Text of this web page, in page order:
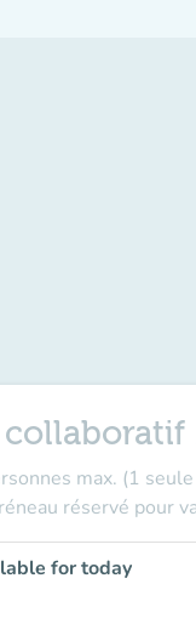
collaboratif
max. (1
réservé pour
for today